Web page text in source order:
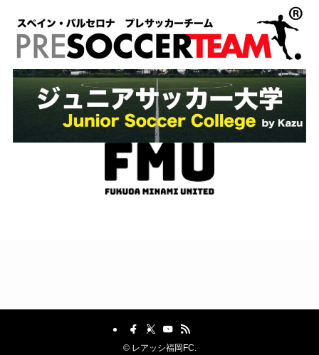
©レアッシ福岡FC.